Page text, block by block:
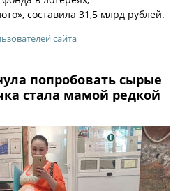
составила 31,5 млрд рублей.
сайта
попробовать сырые
стала мамой редкой